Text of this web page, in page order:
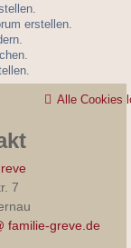
erstellen.
Alle Cookies
7
familie-greve.de